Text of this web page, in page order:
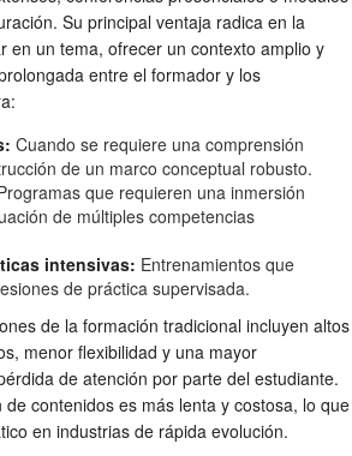
Su principal ventaja radica en la
en un tema, ofrecer un contexto amplio y
entre el formador y los
Cuando se requiere una comprensión
de un marco conceptual robusto.
que requieren una inmersión
de múltiples competencias
intensivas: Entrenamientos que
de práctica supervisada.
de la formación tradicional incluyen altos
menor flexibilidad y una mayor
de atención por parte del estudiante.
contenidos es más lenta y costosa, lo que
en industrias de rápida evolución.